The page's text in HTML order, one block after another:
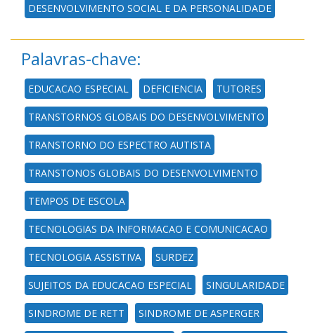
DESENVOLVIMENTO SOCIAL E DA PERSONALIDADE
Palavras-chave:
EDUCACAO ESPECIAL DEFICIENCIA TUTORES
TRANSTORNOS GLOBAIS DO DESENVOLVIMENTO
TRANSTORNO DO ESPECTRO AUTISTA
TRANSTONOS GLOBAIS DO DESENVOLVIMENTO
TEMPOS DE ESCOLA
TECNOLOGIAS DA INFORMACAO E COMUNICACAO
TECNOLOGIA ASSISTIVA SURDEZ
SUJEITOS DA EDUCACAO ESPECIAL SINGULARIDADE
SINDROME DE RETT SINDROME DE ASPERGER